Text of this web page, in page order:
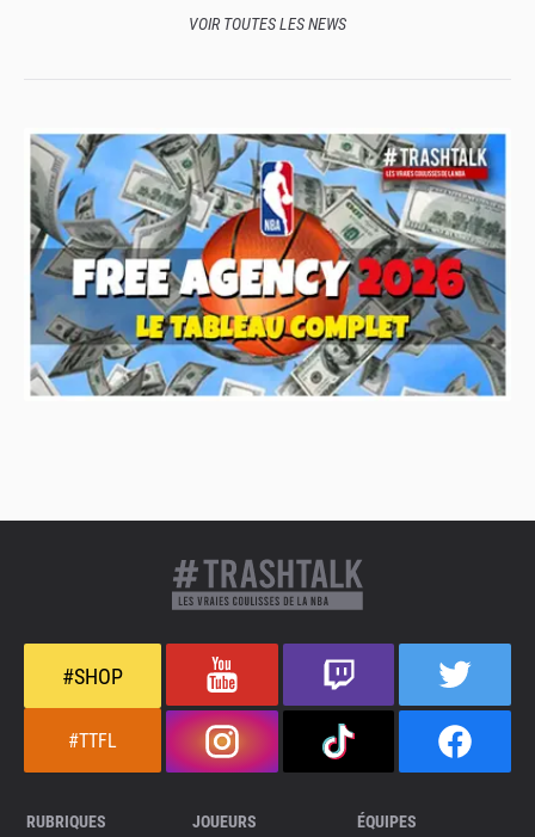
VOIR TOUTES LES NEWS
#SHOP
#TTFL
RUBRIQUES
JOUEURS ÉQUIPES